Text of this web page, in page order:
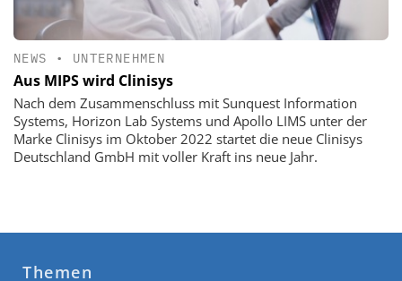
NEWS • UNTERNEHMEN
Aus MIPS wird Clinisys
Nach dem Zusammenschluss mit Sunquest Information
Systems, Horizon Lab Systems und Apollo LIMS unter der
Marke Clinisys im Oktober 2022 startet die neue Clinisys
Deutschland GmbH mit voller Kraft ins neue Jahr.
Themen